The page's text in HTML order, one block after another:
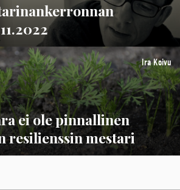
Ira Koivu
ei ole pinnallinen
resilienssin mestari